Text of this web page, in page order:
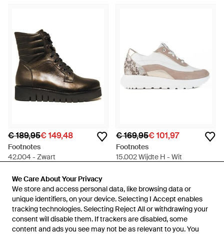
We Care About Your Privacy
We store and access personal data, like browsing data or
unique identifiers, on your device. Selecting I Accept enables
tracking technologies. Selecting Reject All or withdrawing your
consent will disable them. If trackers are disabled, some
content and ads you see may not be as relevant to you. You
We Care About Your Privacy
We store and access personal data, like browsing data or
unique identifiers, on your device. Selecting I Accept enables
tracking technologies. Selecting Reject All or withdrawing your
consent will disable them. If trackers are disabled, some
content and ads you see may not be as relevant to you. You
€ 189,95€ 149,48
Footnotes
42.004 - Zwart
SALE
€ 169,95€ 101,97
Footnotes
15.002 Wijdte H - Wit